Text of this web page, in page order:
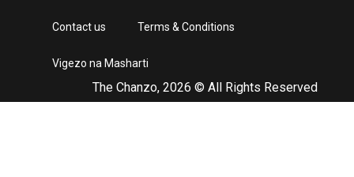
The Chanzo, 2026 © All Rights Reserved
Contact us Terms & Conditions
Vigezo na Masharti